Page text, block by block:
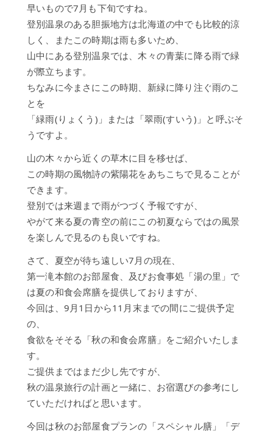
し
方
施
設
日
帰
り
宿
泊
オ
プ
ン
ご
宴
会・
会
議
ア
セ
ス
ラ
早いもので7月も下旬ですね。
登別温泉のある胆振地方は北海道の中でも比較的涼
しく、またこの時期は雨も多いため、
山中にある登別温泉では、木々の青葉に降る雨で緑
が際立ちます。
ちなみに今まさにこの時期、新緑に降り注ぐ雨のこ
とを
「緑雨(りょくう)」または「翠雨(すいう)」と呼ぶそ
うですよ。
山の木々から近くの草木に目を移せば、
この時期の風物詩の紫陽花をあちこちで見ることが
できます。
登別では来週まで雨がつづく予報ですが、
やがて来る夏の青空の前にこの初夏ならではの風景
を楽しんで見るのも良いですね。
さて、夏空が待ち遠しい7月の現在、
第一滝本館のお部屋食、及びお食事処「湯の里」で
は夏の和食会席膳を提供しておりますが、
今回は、9月1日から11月末までの間にご提供予定
の、
食欲をそそる「秋の和食会席膳」をご紹介いたしま
す。
ご提供まではまだ少し先ですが、
秋の温泉旅行の計画と一緒に、お宿選びの参考にし
ていただければと思います。
今回は秋のお部屋食プランの「スペシャル膳」「デ